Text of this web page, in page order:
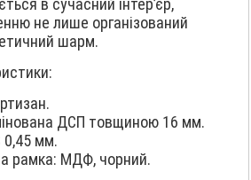
в сучасний інтер’єр,
не лише організований
шарм.
ДСП товщиною 16 мм.
0,45 мм.
рамка: МДФ, чорний.